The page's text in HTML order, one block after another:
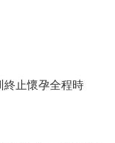
終止懷孕全程時